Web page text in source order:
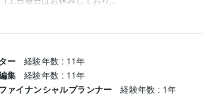
ー 経験年数 : 11年
集 経験年数 : 11年
ァイナンシャルプランナー 経験年数 : 1年